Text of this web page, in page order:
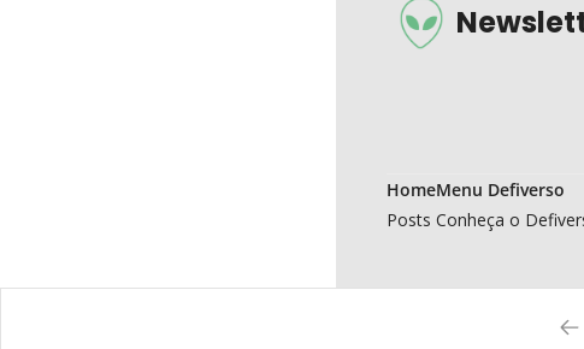
Home
Posts
Menu Defiverso
Conheça o